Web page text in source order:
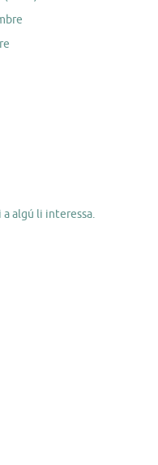
a algú li interessa.